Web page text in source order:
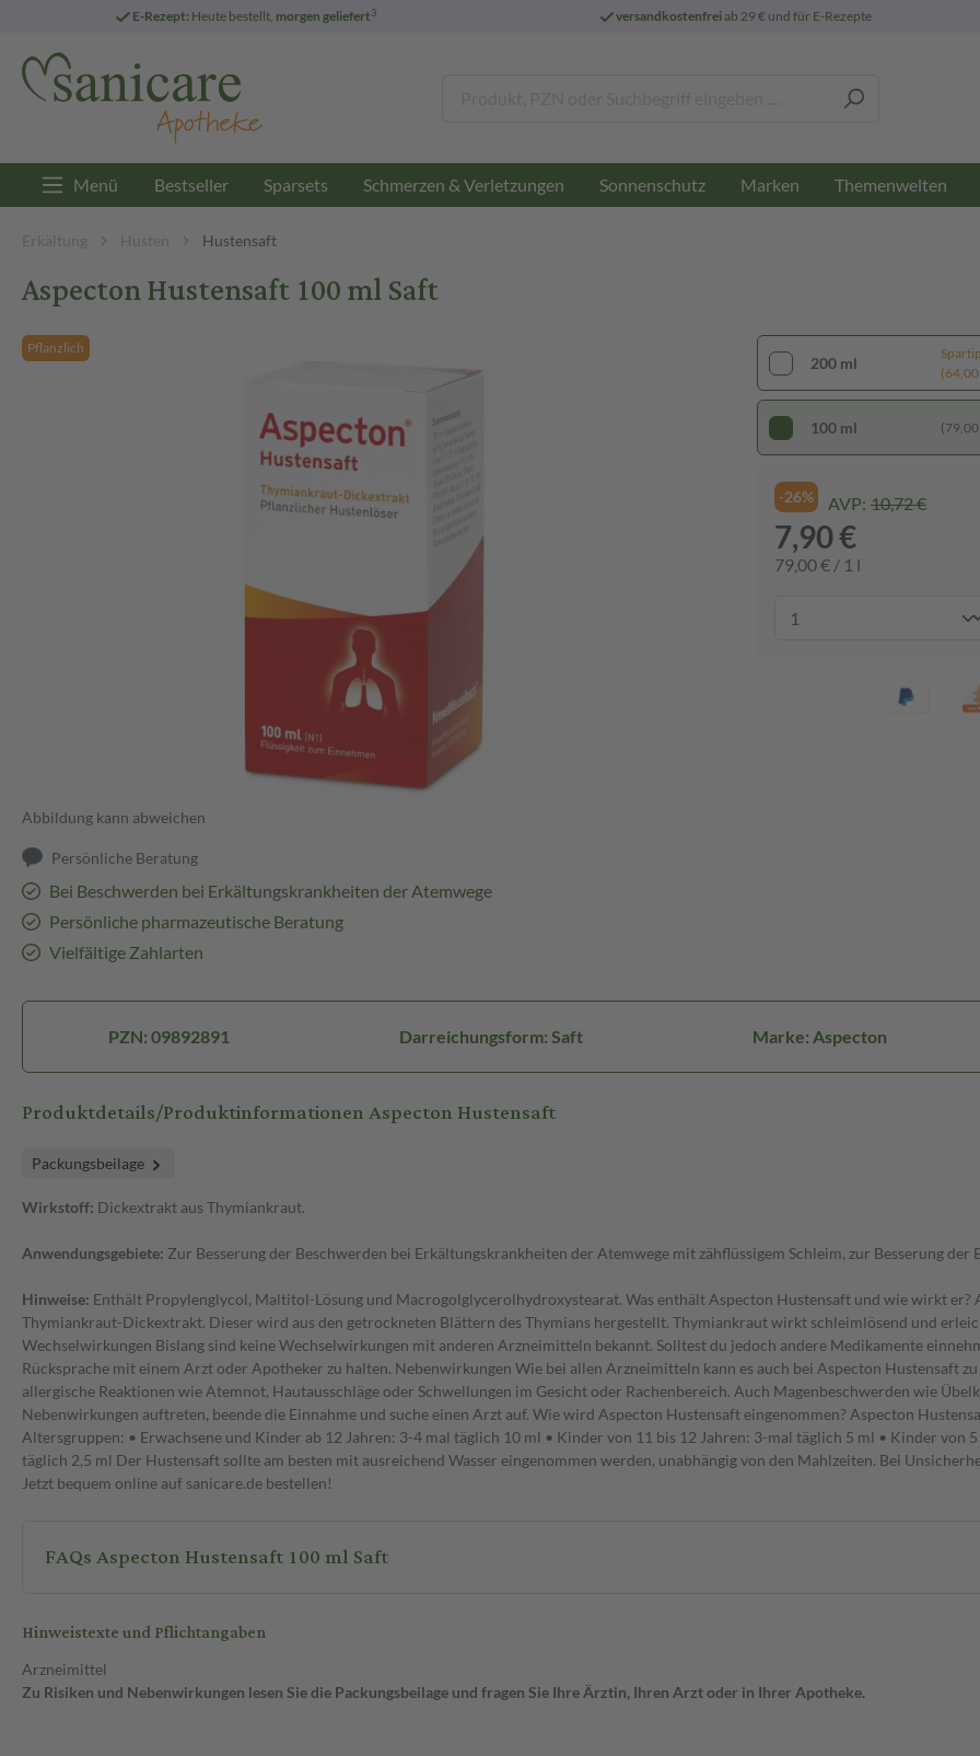
E-Rezept: Heute bestellt, morgen geliefert3 versandkostenfreiab 29 € und für E-Rezepte
Menü Bestseller Sparsets Schmerzen & Verletzungen Sonnenschutz Marken Themenwelten
Erkältung Husten Hustensaft
Aspecton Hustensaft 100 ml Saft
Pflanzlich
Abbildung kann abweichen
Persönliche Beratung
Bei Beschwerden bei Erkältungskrankheiten der Atemwege
Persönliche pharmazeutische Beratung
Vielfältige Zahlarten
200 ml
(64,00
100 ml (79,00
-26% AVP: 10,72 €
7,90 €
79,00 € / 1 l
PZN: 09892891 Darreichungsform: Saft Marke: Aspecton
Produktdetails/Produktinformationen Aspecton Hustensaft
Packungsbeilage
Wirkstoff: Dickextrakt aus Thymiankraut.
Anwendungsgebiete: Zur Besserung der Beschwerden bei Erkältungskrankheiten der Atemwege mit zähflüssigem Schleim, zur Besserung
Hinweise: Enthält Propylenglycol, Maltitol-Lösung und Macrogolglycerolhydroxystearat. Was enthält Aspecton Hustensaft und wie wirkt
Thymiankraut-Dickextrakt. Dieser wird aus den getrockneten Blättern des Thymians hergestellt. Thymiankraut wirkt schleimlösend und
Wechselwirkungen Bislang sind keine Wechselwirkungen mit anderen Arzneimitteln bekannt. Solltest du jedoch andere Medikamente
Rücksprache mit einem Arzt oder Apotheker zu halten. Nebenwirkungen Wie bei allen Arzneimitteln kann es auch bei Aspecton Hustensaft
allergische Reaktionen wie Atemnot, Hautausschläge oder Schwellungen im Gesicht oder Rachenbereich. Auch Magenbeschwerden wie
Nebenwirkungen auftreten, beende die Einnahme und suche einen Arzt auf. Wie wird Aspecton Hustensaft eingenommen? Aspecton
Altersgruppen: • Erwachsene und Kinder ab 12 Jahren: 3-4 mal täglich 10 ml • Kinder von 11 bis 12 Jahren: 3-mal täglich 5 ml • Kinder von
täglich 2,5 ml Der Hustensaft sollte am besten mit ausreichend Wasser eingenommen werden, unabhängig von den Mahlzeiten. Bei
Jetzt bequem online auf sanicare.de bestellen!
FAQs Aspecton Hustensaft 100 ml Saft
Hinweistexte und Pflichtangaben
Arzneimittel
Zu Risiken und Nebenwirkungen lesen Sie die Packungsbeilage und fragen Sie Ihre Ärztin, Ihren Arzt oder in Ihrer Apotheke.